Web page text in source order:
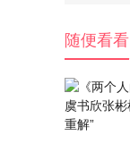
随便看看